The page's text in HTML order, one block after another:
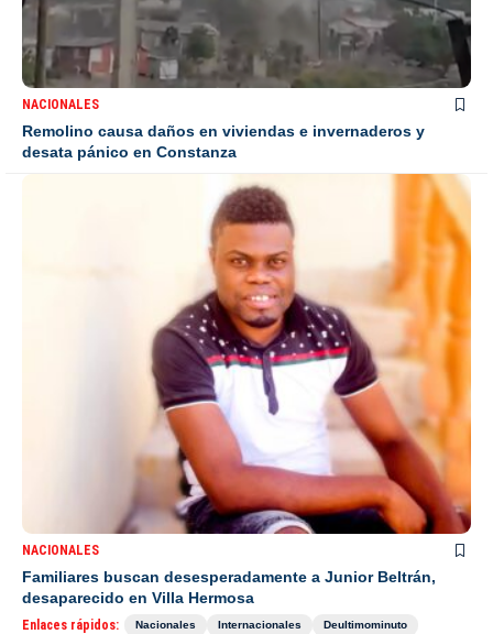
NACIONALES
Remolino causa daños en viviendas e invernaderos y
desata pánico en Constanza
NACIONALES
Familiares buscan desesperadamente a Junior Beltrán,
desaparecido en Villa Hermosa
Enlaces rápidos: Nacionales Internacionales
Deultimominuto